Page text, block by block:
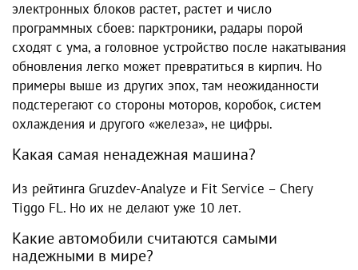
электронных блоков растет, растет и число
программных сбоев: парктроники, радары порой
сходят с ума, а головное устройство после накатывания
обновления легко может превратиться в кирпич. Но
примеры выше из других эпох, там неожиданности
подстерегают со стороны моторов, коробок, систем
охлаждения и другого «железа», не цифры.
Какая самая ненадежная машина?
Из рейтинга Gruzdev-Analyze и Fit Service – Chery
Tiggo FL. Но их не делают уже 10 лет.
Какие автомобили считаются самыми
надежными в мире?